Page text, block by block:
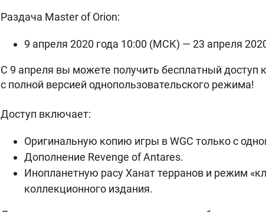
Раздача Master of Orion:
9 апреля 2020 года 10:00 (МСК) — 23 апреля
С 9 апреля вы можете получить бесплатный доступ
с полной версией однопользовательского режима!
Доступ включает:
Оригинальную копию игры в WGC только с
Дополнение Revenge of Antares.
Инопланетную расу Ханат терранов и режим
коллекционного издания.